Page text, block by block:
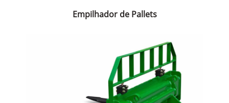
Empilhador de Pallets